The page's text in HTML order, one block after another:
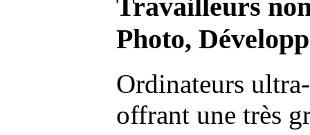
Travailleurs
Photo,
Ordinateurs
offrant une très